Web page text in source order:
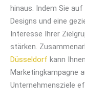
hinaus. Indem Sie
Designs und eine
Interesse Ihrer
stärken.
Düsseldorf kann
Marketingkampagne
Unternehmensziele